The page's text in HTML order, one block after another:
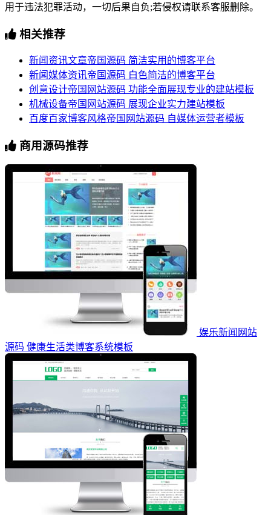
用于违法犯罪活动，一切后果自负;若侵权请联系客服删除。
相关推荐
新闻资讯文章帝国源码 简洁实用的博客平台
新闻媒体资讯帝国源码 白色简洁的博客平台
创意设计帝国网站源码 功能全面展现专业的建站模板
机械设备帝国网站源码 展现企业实力建站模板
百度百家博客风格帝国网站源码 自媒体运营者模板
商用源码推荐
娱乐新闻网站
源码 健康生活类博客系统模板